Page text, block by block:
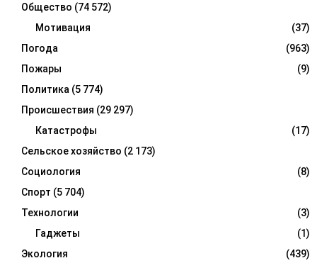
Общество (74 572)
Мотивация
(37)
Погода
(963)
Пожары
(9)
Политика (5 774)
Происшествия (29 297)
Катастрофы
(17)
Сельское хозяйство (2 173)
Социология
(8)
Спорт (5 704)
Технологии
(3)
Гаджеты
(1)
Экология
(439)